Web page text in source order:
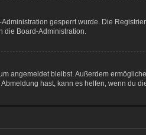
gesperrt wurde. Die
die Board-Administration.
angemeldet bleibst. Außerdem
hast, kann es helfen, wenn du